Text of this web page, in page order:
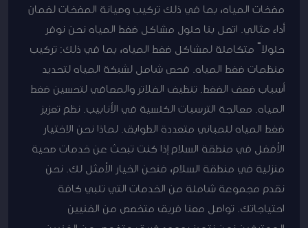
مضخات المياه، بما في ذلك تركيب وصيانة المضخات لضمان
أداء مثالي. اتصل بنا حلول مشاكل ضغط المياه نحن نوفر
حلولاً متكاملة لمشاكل ضغط المياه، بما في ذلك: تركيب
منظمات ضغط المياه. فحص شامل لشبكة المياه لتحديد
أسباب ضعف الضغط. تنظيف الفلاتر والمصافي لتحسين ضغط
المياه. معالجة الترسبات الكلسية في الأنابيب. نظم تعزيز
ضغط المياه للمباني متعددة الطوابق. لماذا نحن الاختيار
الأفضل في منطقة السلام إذا كنت تبحث عن خدمات صحية
منزلية في منطقة السلام، فنحن الخيار الأمثل لك. نحن
نقدم مجموعة شاملة من الخدمات التي تلبي كافة
احتياجاتك. تواصل معنا فريق متخصص من الفنيين